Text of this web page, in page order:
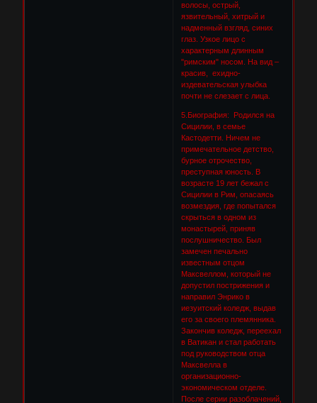
волосы, острый,
язвительный, хитрый и
надменный взгляд, синих
глаз. Узкое лицо с
характерным длинным
"римским" носом. На вид –
красив, ехидно-
издевательская улыбка
почти не слезает с лица.
5.Биография: Родился на
Сицилии, в семье
Кастодетти. Ничем не
примечательное детство,
бурное отрочество,
преступная юность. В
возрасте 19 лет бежал с
Сицилии в Рим, опасаясь
возмездия, где попытался
скрыться в одном из
монастырей, приняв
послушничество. Был
замечен печально
известным отцом
Максвеллом, который не
допустил пострижения и
направил Энрико в
иезуитский коледж, выдав
его за своего племянника.
Закончив коледж, переехал
в Ватикан и стал работать
под руководством отца
Максвелла в
организационно-
экономическом отделе.
После серии разоблачений,